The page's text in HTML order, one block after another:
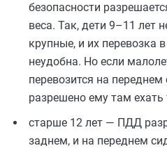
безопасности
веса. Так, дети 9–11 лет
крупные, и их перевозка
неудобна. Но если
перевозится на
разрешено ему там ехать
старше 12 лет — ПДД
заднем, и на переднем